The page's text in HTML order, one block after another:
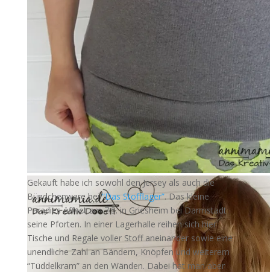
Gekauft habe ich sowohl den Jersey als auch die
Bündchenware bei“Das Stofflager”. Das kleine
Paradies öffnet am 7.5. in Griesheim bei Darmstadt
seine Pforten. In einer Lagerhalle reihen sich hier
Tische und Regale voller Stoff aneinander sowie eine
unendliche Zahl an Bändern, Knöpfen und weiterem
“Tüddelkram” an den Wänden. Dabei hat man aber